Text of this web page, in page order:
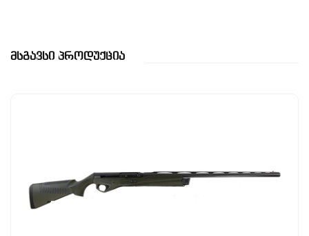
Მსგავსი Პროდუქცია